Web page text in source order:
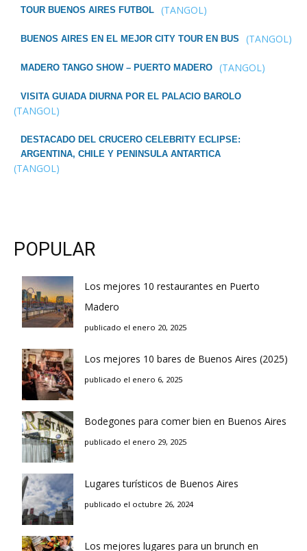
TOUR BUENOS AIRES FUTBOL (TANGOL)
BUENOS AIRES EN EL MEJOR CITY TOUR EN BUS (TANGOL)
MADERO TANGO SHOW – PUERTO MADERO (TANGOL)
VISITA GUIADA DIURNA POR EL PALACIO BAROLO
(TANGOL)
DESTACADO DEL CRUCERO CELEBRITY ECLIPSE:
ARGENTINA, CHILE Y PENINSULA ANTARTICA
(TANGOL)
POPULAR
Los mejores 10 restaurantes en Puerto
Madero
publicado el enero 20, 2025
Los mejores 10 bares de Buenos Aires (2025)
publicado el enero 6, 2025
Bodegones para comer bien en Buenos Aires
publicado el enero 29, 2025
Lugares turísticos de Buenos Aires
publicado el octubre 26, 2024
Los mejores lugares para un brunch en